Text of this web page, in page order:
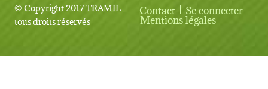
© Copyright 2017 TRAMIL
tous droits réservés
User account menu
Contact Se connecter
Mentions légales